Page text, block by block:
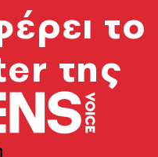
το
της